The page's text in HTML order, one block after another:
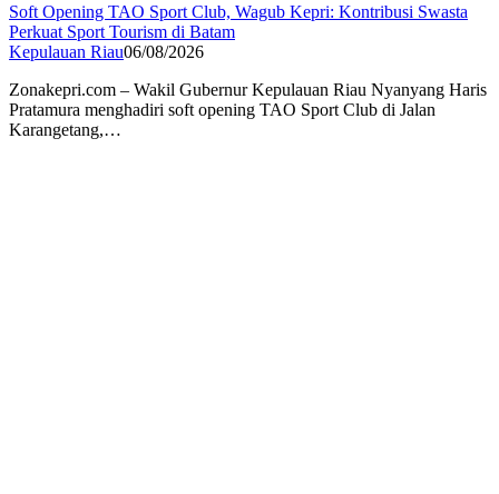
Soft Opening TAO Sport Club, Wagub Kepri: Kontribusi Swasta
Perkuat Sport Tourism di Batam
Kepulauan Riau06/08/2026
Zonakepri.com – Wakil Gubernur Kepulauan Riau Nyanyang Haris
Pratamura menghadiri soft opening TAO Sport Club di Jalan
Karangetang,…